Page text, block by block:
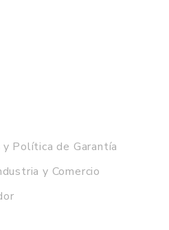
y Política de Garantía
y Comercio